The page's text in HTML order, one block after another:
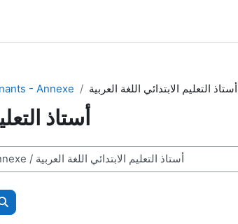
- Annexe أستاذ التعليم الابتدائي اللغة العربية
أستاذ
Search courses